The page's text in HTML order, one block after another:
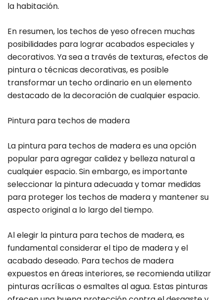
la habitación.
En resumen, los techos de yeso ofrecen muchas
posibilidades para lograr acabados especiales y
decorativos. Ya sea a través de texturas, efectos de
pintura o técnicas decorativas, es posible
transformar un techo ordinario en un elemento
destacado de la decoración de cualquier espacio.
Pintura para techos de madera
La pintura para techos de madera es una opción
popular para agregar calidez y belleza natural a
cualquier espacio. Sin embargo, es importante
seleccionar la pintura adecuada y tomar medidas
para proteger los techos de madera y mantener su
aspecto original a lo largo del tiempo.
Al elegir la pintura para techos de madera, es
fundamental considerar el tipo de madera y el
acabado deseado. Para techos de madera
expuestos en áreas interiores, se recomienda utilizar
pinturas acrílicas o esmaltes al agua. Estas pinturas